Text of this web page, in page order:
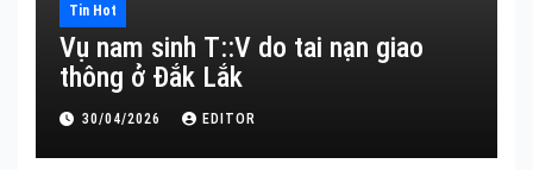
Tin Hot
Vụ nam sinh T::V do tai nạn giao
thông ở Đắk Lắk
30/04/2026 EDITOR